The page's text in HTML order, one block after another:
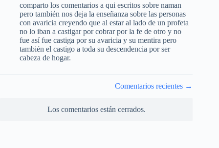
comparto los comentarios a qui escritos sobre naman
pero también nos deja la enseñanza sobre las personas
con avaricia creyendo que al estar al lado de un profeta
no lo iban a castigar por cobrar por la fe de otro y no
fue así fue castiga por su avaricia y su mentira pero
también el castigo a toda su descendencia por ser
cabeza de hogar.
Comentarios recientes →
Los comentarios están cerrados.